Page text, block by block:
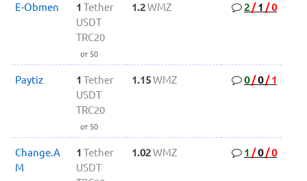
E-Obmen 1 Tether
USDT
TRC20
от 50
1.2WMZ 2 / 1 /0
Paytiz 1 Tether
USDT
TRC20
от 50
1.15WMZ 0/0/ 1
Change.A
M
1 Tether
USDT
1.02WMZ 1 /0/0